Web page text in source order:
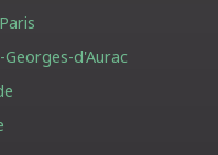
d'Aurac